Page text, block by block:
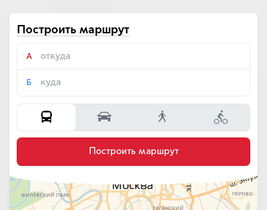
Построить маршрут
А
Б
Построить маршрут